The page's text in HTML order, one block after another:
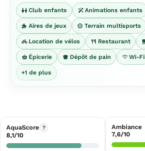
Club enfants Animations enfants
Aires de jeux Terrain multisports
Location de vélos Restaurant
Épicerie Dépôt de pain Wi-Fi
+1 de plus
AquaScore ?
8,1/10
Ambiance
7,6/10